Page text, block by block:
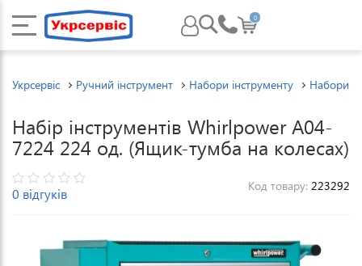
0
Укрсервіс Ручний інструмент Набори інструменту Набори
Набір інструментів Whirlpower A04-
7224 224 од. (Ящик-тумба на колесах)
0 відгуків Код товару: 223292